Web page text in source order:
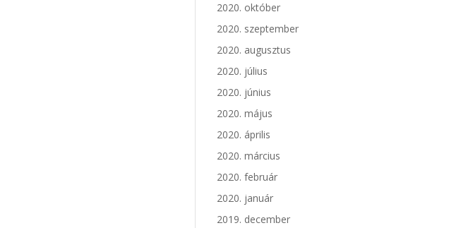
2020. október
2020. szeptember
2020. augusztus
2020. július
2020. június
2020. május
2020. április
2020. március
2020. február
2020. január
2019. december